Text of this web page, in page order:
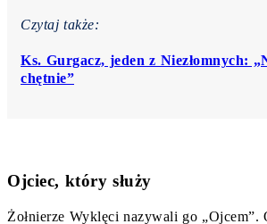
Czytaj także:
Ks. Gurgacz, jeden z Niezłomnych:
chętnie”
Ojciec, który służy
Żołnierze Wyklęci nazywali go „Ojcem”.